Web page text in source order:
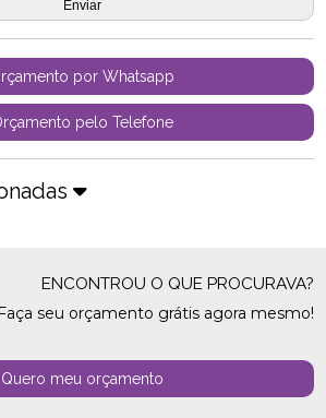
por Whatsapp
pelo Telefone
ENCONTROU O QUE PROCURAVA?
Faça seu orçamento grátis agora mesmo!
Quero meu orçamento